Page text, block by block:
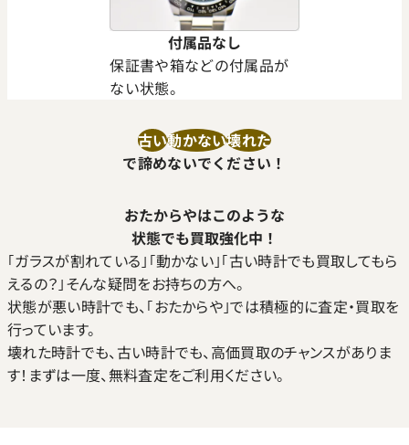
付属品なし
保証書や箱などの付属品が
ない状態。
古い動かない壊れた
で諦めないでください！
おたからやはこのような
状態でも買取強化中！
｢ガラスが割れている｣｢動かない｣｢古い時計でも買取してもら
えるの？｣そんな疑問をお持ちの方へ。
状態が悪い時計でも、｢おたからや｣では積極的に査定・買取を
行っています。
壊れた時計でも、古い時計でも、高価買取のチャンスがありま
す！まずは一度、無料査定をご利用ください。